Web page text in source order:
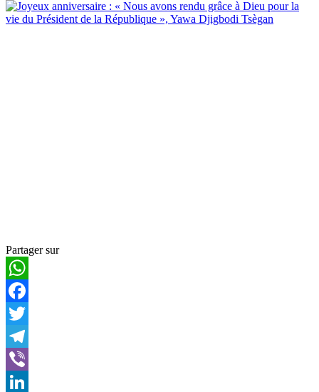
Partager sur
WhatsApp
Facebook
Twitter
Telegram
Viber